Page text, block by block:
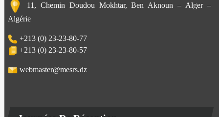
11, Chemin Doudou Mokhtar, Ben Aknoun – Alger –
Algérie
+213 (0) 23-23-80-77
+213 (0) 23-23-80-57
webmaster@mesrs.dz